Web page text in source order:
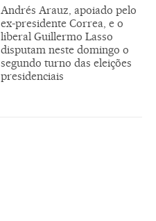
Andrés Arauz, apoiado pelo
ex-presidente Correa, e o
liberal Guillermo Lasso
disputam neste domingo o
segundo turno das eleições
presidenciais